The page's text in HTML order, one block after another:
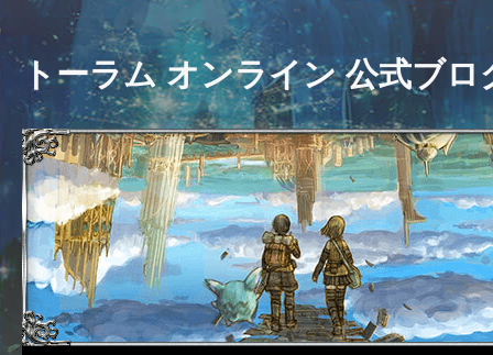
トーラム オンライン 公式ブロ